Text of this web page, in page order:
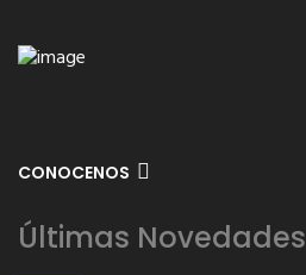
CONOCENOS
Últimas Novedades